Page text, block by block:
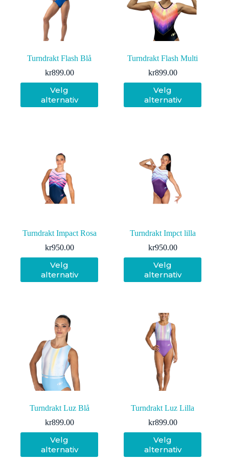
Turndrakt Flash Blå
kr899.00
Velg
alternativ
Dette
produktet
har
velges
på
produktsiden
Turndrakt Flash Multi
kr899.00
Velg
alternativ
Dette
produktet
har
på
produktsiden
Turndrakt Impact Rosa
kr950.00
Velg
alternativ
Dette
produktet
har
kan
velges
på
produktsiden
Turndrakt Impct lilla
kr950.00
Velg
alternativ
Dette
produktet
har
kan
velges
på
produktsiden
Turndrakt Luz Blå
kr899.00
Velg
alternativ
Dette
produktet
har
Turndrakt Luz Lilla
kr899.00
Velg
alternativ
Dette
produktet
har